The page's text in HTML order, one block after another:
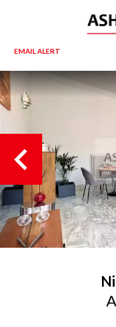
EMAIL ALERT